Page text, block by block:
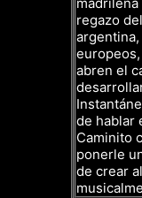
regazo
abren el
de hablar
Caminito
ponerle
de crear